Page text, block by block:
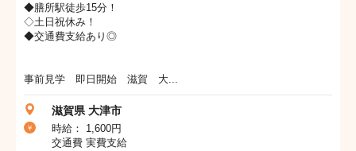
◆膳所駅徒歩15分！
◇土日祝休み！
◆交通費支給あり◎
事前見学 即日開始 滋賀 大...
滋賀県 大津市
時給： 1,600円
交通費 実費支給